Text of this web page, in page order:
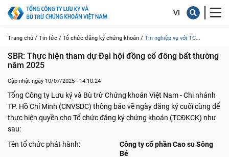
Trang chủ / Tin tức / Tổ chức đăng ký chứng khoán / Tin nghiệp vụ với TC...
SBR: Thực hiện tham dự Đại hội đồng cổ đông bất thường
năm 2025
Cập nhật ngày 10/07/2025 - 14:10:24
Tổng Công ty Lưu ký và Bù trừ Chứng khoán Việt Nam - Chi nhánh
TP. Hồ Chí Minh (CNVSDC) thông báo về ngày đăng ký cuối cùng để
thực hiện quyền cho Tổ chức đăng ký chứng khoán (TCĐKCK) như
sau:
Tên tổ chức phát hành:
Công ty cổ phần Cao su Sông
Bé